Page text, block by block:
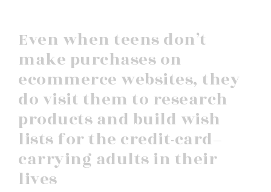
Even when teens don’t
make purchases on
ecommerce websites, they
do visit them to research
products and build wish
lists for the credit-card–
carrying adults in their
lives